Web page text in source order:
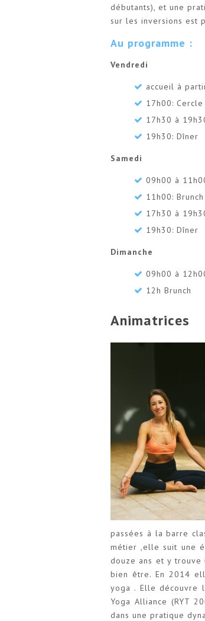
débutants), et une
sur les inversions est
Au programme :
Vendredi
accueil à
17h00:
17h30 à
19h30: Dîner
Samedi
09h00 à
11h00: Brunch
17h30 à
19h30: Dîner
Dimanche
09h00 à
12h Brunch
Animatrices
passées à la barre
métier ,elle suit une
douze ans et y trouve
bien être. En 2014
yoga . Elle découvre
Yoga Alliance (RYT
dans une pratique